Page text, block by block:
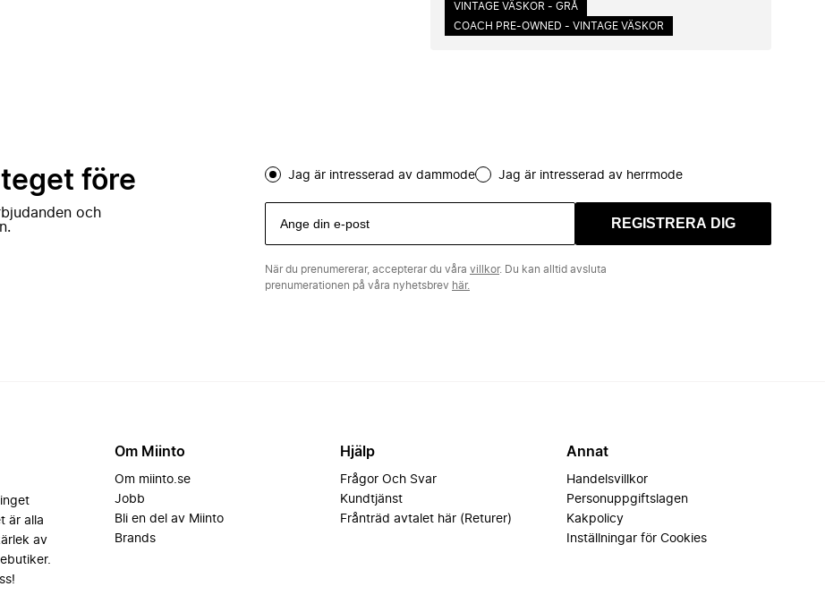
VINTAGE VÄSKOR - GRÅ
COACH PRE-OWNED - VINTAGE VÄSKOR
före
och
Jag är intresserad av dammode Jag är intresserad av herrmode
REGISTRERA DIG
När du prenumererar, accepterar du våra villkor. Du kan alltid avsluta
prenumerationen på våra nyhetsbrev här.
är alla
av
Om Miinto
Om miinto.se
Jobb
Bli en del av Miinto
Brands
Hjälp
Frågor Och Svar
Kundtjänst
Frånträd avtalet här (Returer)
Annat
Handelsvillkor
Personuppgiftslagen
Kakpolicy
Inställningar för Cookies